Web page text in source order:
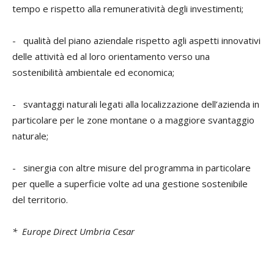
tempo e rispetto alla remuneratività degli investimenti;
- qualità del piano aziendale rispetto agli aspetti innovativi
delle attività ed al loro orientamento verso una
sostenibilità ambientale ed economica;
- svantaggi naturali legati alla localizzazione dell’azienda in
particolare per le zone montane o a maggiore svantaggio
naturale;
- sinergia con altre misure del programma in particolare
per quelle a superficie volte ad una gestione sostenibile
del territorio.
* Europe Direct Umbria Cesar